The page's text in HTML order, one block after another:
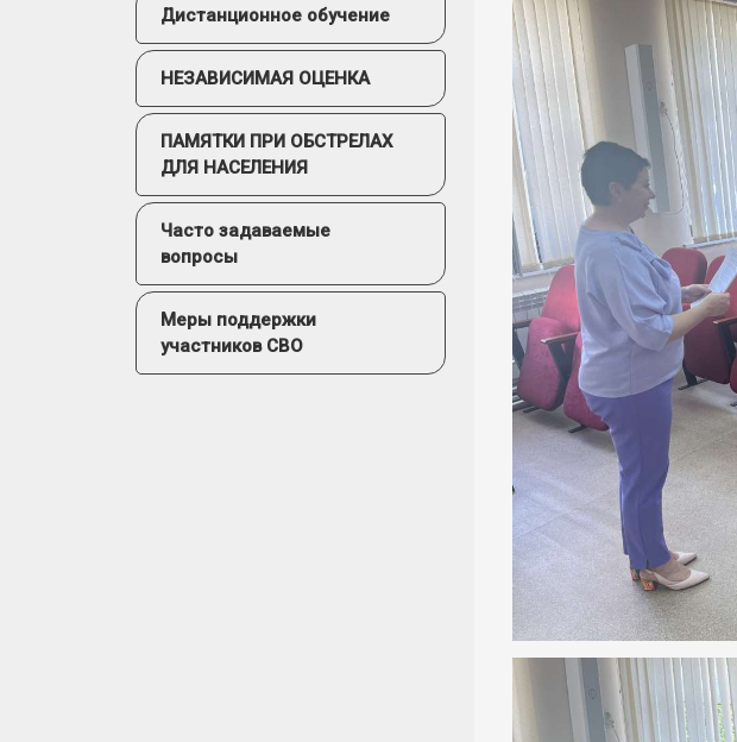
Дистанционное обучение
НЕЗАВИСИМАЯ ОЦЕНКА
ПАМЯТКИ ПРИ ОБСТРЕЛАХ
ДЛЯ НАСЕЛЕНИЯ
Часто задаваемые
вопросы
Меры поддержки
участников СВО